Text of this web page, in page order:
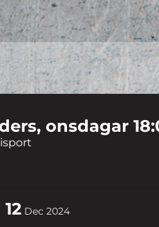
onsdagar
12 Dec 2024